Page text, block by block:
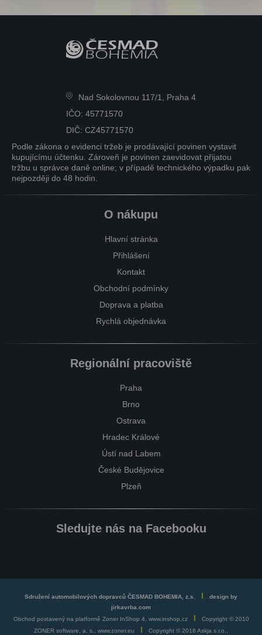
Nad Sokolovnou 117/1, Praha 4
IČO: 45771570
DIČ: CZ45771570
Podle zákona o evidenci tržeb je prodávající povinen vystavit
kupujícímu účtenku. Zároveň je povinen zaevidovat přijatou
tržbu u správce daně online; v případě technického výpadku pak
nejpozději do 48 hodin.
O nákupu
Hlavní stránka
Přihlášení
Kontakt
Obchodní podmínky
Doprava a platba
Rychlá objednávka
Regionální pracoviště
Praha
Brno
Ostrava
Hradec Králové
Ústí nad Labem
České Budějovice
Plzeň
Sledujte nás na Facebooku
Sdružení automobilových dopravců ČESMAD BOHEMIA, z.s. I
design by
jirkavrba.com
Obchod postavený na platformě Zoner InShop 4, www.inshop.cz
I
Copyright © 2010
ZONER software, a. s., www.zoner.eu
I Copyright © 2018 Askja s.r.o.,